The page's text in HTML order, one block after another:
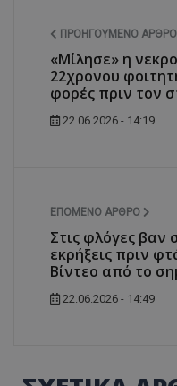
ΠΡΟΗΓΟΎΜΕΝΟ ΆΡΘΡΟ
«Μίλησε» η
22χρονου
φορές πριν τον
22.06.2026 - 14:19
ΕΠΌΜΕΝΟ ΆΡΘΡΟ
Στις φλόγες βαν
εκρήξεις πριν
Βίντεο από το
22.06.2026 - 14:49